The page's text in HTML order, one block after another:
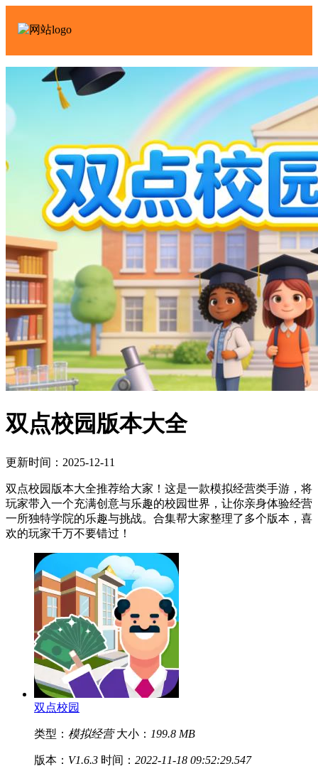
双点校园版本大全
更新时间：2025-12-11
双点校园版本大全推荐给大家！这是一款模拟经营类手游，将
玩家带入一个充满创意与乐趣的校园世界，让你亲身体验经营
一所独特学院的乐趣与挑战。合集帮大家整理了多个版本，喜
欢的玩家千万不要错过！
双点校园
类型： 模拟经营 大小： 199.8 MB
版本： V1.6.3 时间： 2022-11-18 09:52:29.547